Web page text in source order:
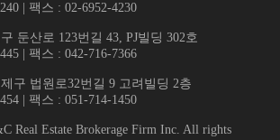
| 팩스 : 02-6952-4230
둔산로 123번길 43, PJ빌딩 302호
| 팩스 : 042-716-7366
구 법원로32번길 9 고려빌딩 2층
| 팩스 : 051-714-1450
Real Estate Brokerage Firm Inc. All rights